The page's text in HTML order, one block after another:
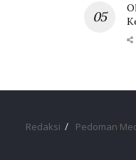
Redaksi Pedoman